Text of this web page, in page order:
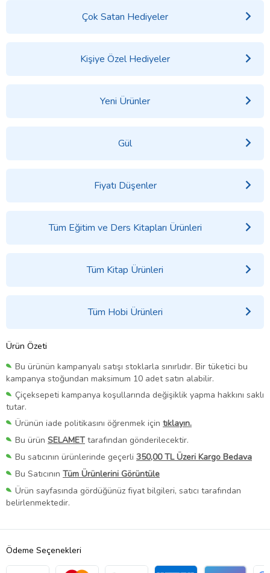
Çok Satan Hediyeler
Kişiye Özel Hediyeler
Yeni Ürünler
Gül
Fiyatı Düşenler
Tüm Eğitim ve Ders Kitapları Ürünleri
Tüm Kitap Ürünleri
Tüm Hobi Ürünleri
Ürün Özeti
Bu ürünün kampanyalı satışı stoklarla sınırlıdır. Bir tüketici bu
kampanya stoğundan maksimum 10 adet satın alabilir.
Çiçeksepeti kampanya koşullarında değişiklik yapma hakkını saklı
tutar.
Ürünün iade politikasını öğrenmek için tıklayın.
Bu ürün SELAMET tarafından gönderilecektir.
Bu satıcının ürünlerinde geçerli 350,00 TL Üzeri Kargo Bedava
Bu Satıcının Tüm Ürünlerini Görüntüle
Ürün sayfasında gördüğünüz fiyat bilgileri, satıcı tarafından
belirlenmektedir.
Ödeme Seçenekleri